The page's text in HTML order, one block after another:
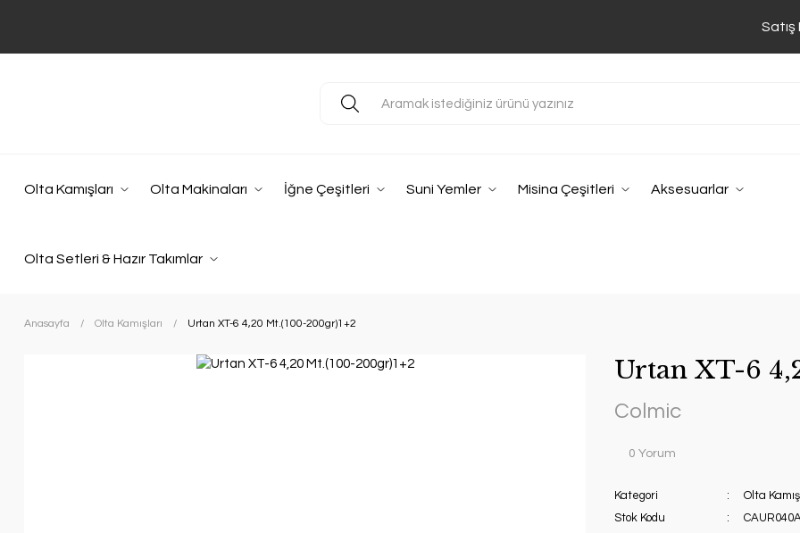
Satış
Olta Kamışları Olta Makinaları İğne Çeşitleri Suni Yemler Misina Çeşitleri Aksesuarlar
Olta Setleri & Hazır Takımlar
Anasayfa Olta Kamışları Urtan XT-6 4,20 Mt.(100-200gr)1+2
Urtan XT-6
Colmic
0 Yorum
Kategori
Olta
Stok Kodu